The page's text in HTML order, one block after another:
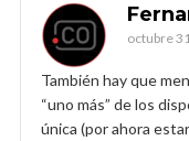
octubre
También hay que
“uno más” de los
única (por ahora